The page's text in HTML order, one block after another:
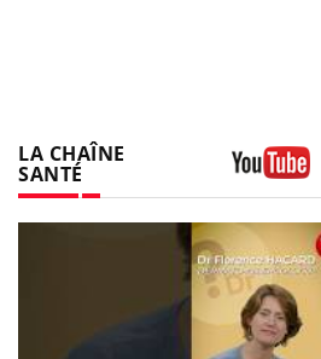
LA CHAÎNE
SANTÉ
Youtube